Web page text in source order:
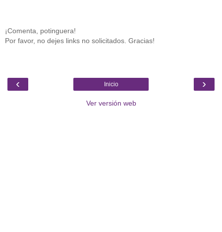
¡Comenta, potinguera!
Por favor, no dejes links no solicitados. Gracias!
‹ ›
Inicio
Ver versión web